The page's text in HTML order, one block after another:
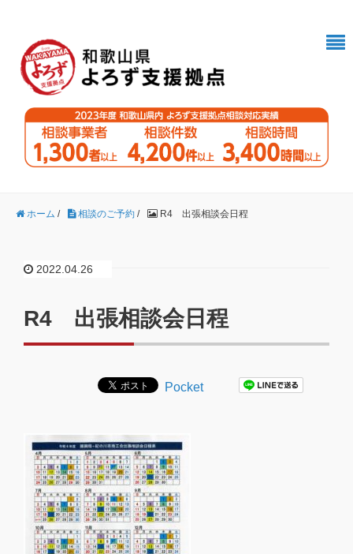
ホーム / 相談のご予約 / R4 出張相談会日程
2022.04.26
R4 出張相談会日程
Pocket